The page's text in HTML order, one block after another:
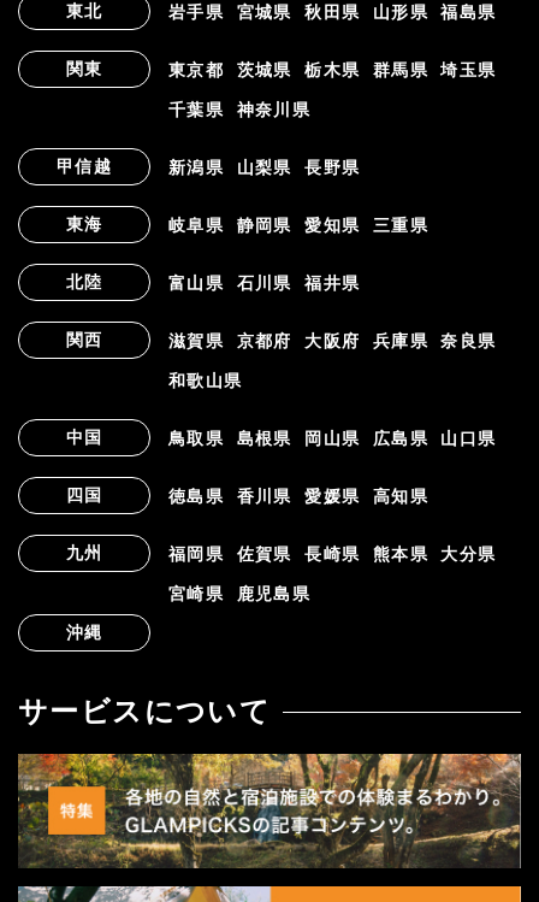
東北 岩手県 宮城県 秋田県 山形県 福島県
関東 東京都 茨城県 栃木県 群馬県 埼玉県
千葉県 神奈川県
甲信越 新潟県 山梨県 長野県
東海 岐阜県 静岡県 愛知県 三重県
北陸 富山県 石川県 福井県
関西 滋賀県 京都府 大阪府 兵庫県 奈良県
和歌山県
中国 鳥取県 島根県 岡山県 広島県 山口県
四国 徳島県 香川県 愛媛県 高知県
九州 福岡県 佐賀県 長崎県 熊本県 大分県
宮崎県
鹿児島県
沖縄
サービスについて